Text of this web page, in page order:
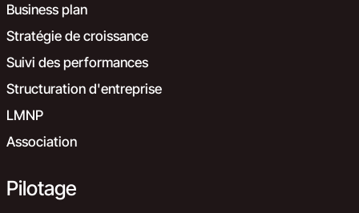
Business plan
Stratégie de croissance
Suivi des performances
Structuration d'entreprise
LMNP
Association
Pilotage